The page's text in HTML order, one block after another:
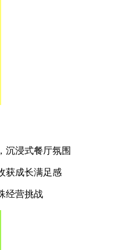
沉浸式餐厅氛围
获成长满足感
经营挑战